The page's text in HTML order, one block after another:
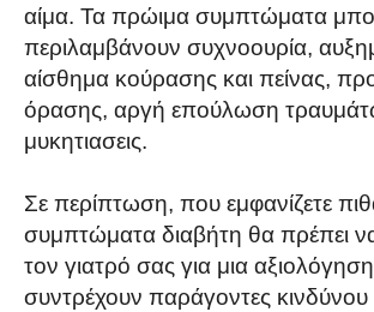
αίμα. Τα πρώιμα συμπτώματα
περιλαμβάνουν συχνοουρία,
αίσθημα κούρασης και πείνας,
όρασης, αργή επούλωση
μυκητιασεις.
Σε περίπτωση, που εμφανίζετε
συμπτώματα διαβήτη θα πρέπει να
τον γιατρό σας για μια
συντρέχουν παράγοντες κινδύνου